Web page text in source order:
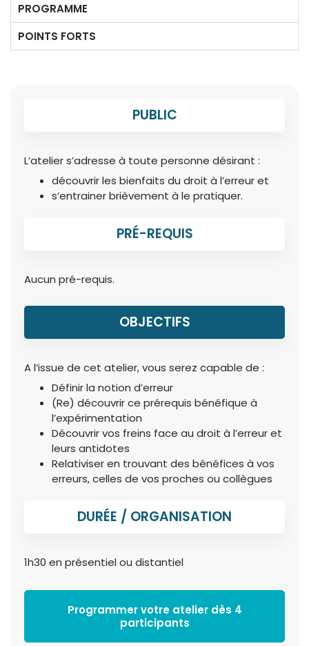
PUBLIC
L’atelier s’adresse à toute personne désirant :
découvrir les bienfaits du droit à l’erreur et
s’entrainer brièvement à le pratiquer.
PRÉ-REQUIS
Aucun pré-requis.
OBJECTIFS
A l’issue de cet atelier, vous serez capable de :
Définir la notion d’erreur
(Re) découvrir ce prérequis bénéfique à
l’expérimentation
Découvrir vos freins face au droit à l’erreur et
leurs antidotes
Relativiser en trouvant des bénéfices à vos
erreurs, celles de vos proches ou collègues
DURÉE / ORGANISATION
1h30 en présentiel ou distantiel
Programmer votre atelier dès 4
participants
PROGRAMME
POINTS FORTS